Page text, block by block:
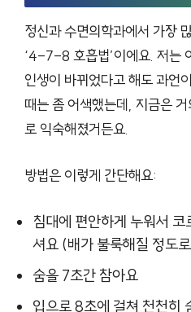
정신과 수면의학과에서 가장
‘4-7-8 호흡법’이에요. 저는
인생이 바뀌었다고 해도 과언
때는 좀 어색했는데, 지금은
로 익숙해졌거든요.
방법은 이렇게 간단해요:
침대에 편안하게 누워서
셔요 (배가 불룩해질 정도
숨을 7초간 참아요
입으로 8초에 걸쳐 천천히